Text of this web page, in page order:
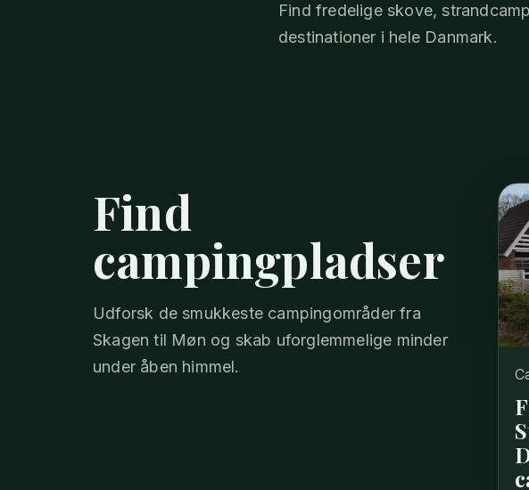
Find fredelige skove,
destinationer i hele Danmark.
Find
campingpladser
Udforsk de smukkeste campingområder fra
Skagen til Møn og skab uforglemmelige minder
under åben himmel.